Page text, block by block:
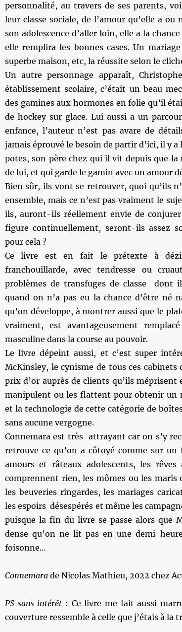
personnalité, au travers de ses parents,
leur classe sociale, de l’amour qu’elle a ou
son adolescence d’aller loin, elle a la
elle remplira les bonnes cases. Un
superbe maison, etc, la réussite selon le
Un autre personnage apparaît,
établissement scolaire, c’était un beau
des gamines aux hormones en folie qu’il
de hockey sur glace. Lui aussi a un
enfance, l’auteur n’est pas avare de
jamais éprouvé le besoin de partir d’ici, il y
potes, son père chez qui il vit depuis que
de lui, et qui garde le gamin avec un amour
Bien sûr, ils vont se retrouver, quoi qu’ils
ensemble, mais ce n’est pas vraiment le
ils, auront-ils réellement envie de
figure continuellement, seront-ils assez
pour cela ?
Ce livre est en fait le prétexte à
franchouillarde, avec tendresse ou
problèmes de transfuges de classe dont
quand on n’a pas eu la chance d’être
qu’on développe, à montrer aussi que le
vraiment, est avantageusement
masculine dans la course au pouvoir.
Le livre dépeint aussi, et c’est super
McKinsley, le cynisme de tous ces
prix d’or auprès de clients qu’ils
manipulent ou les flattent pour obtenir un
et la technologie de cette catégorie de
sans aucune vergogne.
Connemara est très attrayant car on s’y
retrouve ce qu’on a côtoyé comme sur
amours et râteaux adolescents, les
comprennent rien, les mômes ou les
les beuveries ringardes, les mariages
les espoirs désespérés et même les
puisque la fin du livre se passe alors que
dense qu’on ne lit pas en une demi-
foisonne…
Connemara de Nicolas Mathieu, 2022 chez
PS sans intérêt : Ce livre me fait aussi
couverture ressemble à celle que j’étais à la